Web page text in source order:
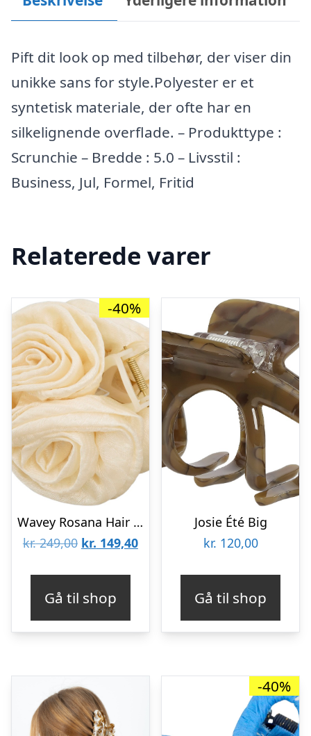
Pift dit look op med tilbehør, der viser din
unikke sans for style.Polyester er et
syntetisk materiale, der ofte har en
silkelignende overflade. – Produkttype :
Scrunchie – Bredde : 5.0 – Livsstil :
Business, Jul, Formel, Fritid
Relaterede varer
-40%
Wavey Rosana Hair Claw
kr.249,00 Den
var:
kr. 249,00.
kr. 149,40Den
kr. 149,40.
Gå til shop
Josie Été Big
kr. 120,00
Gå til shop
-40%